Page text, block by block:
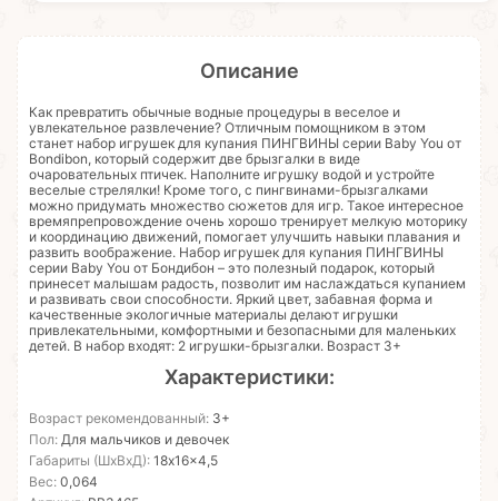
Описание
Как превратить обычные водные процедуры в веселое и
увлекательное развлечение? Отличным помощником в этом
станет набор игрушек для купания ПИНГВИНЫ серии Baby You от
Bondibon, который содержит две брызгалки в виде
очаровательных птичек. Наполните игрушку водой и устройте
веселые стрелялки! Кроме того, с пингвинами-брызгалками
можно придумать множество сюжетов для игр. Такое интересное
времяпрепровождение очень хорошо тренирует мелкую моторику
и координацию движений, помогает улучшить навыки плавания и
развить воображение. Набор игрушек для купания ПИНГВИНЫ
серии Baby You от Бондибон – это полезный подарок, который
принесет малышам радость, позволит им наслаждаться купанием
и развивать свои способности. Яркий цвет, забавная форма и
качественные экологичные материалы делают игрушки
привлекательными, комфортными и безопасными для маленьких
детей. В набор входят: 2 игрушки-брызгалки. Возраст 3+
Характеристики:
Возраст рекомендованный: 3+
Пол: Для мальчиков и девочек
Габариты (ШхВхД): 18x16x4,5
Вес: 0,064